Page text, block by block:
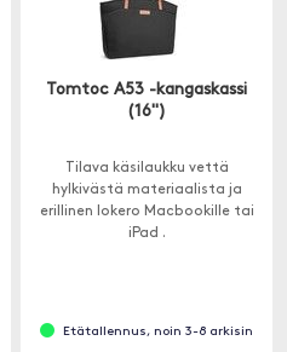
Tomtoc A53 -kangaskassi
(16")
Tilava käsilaukku vettä
hylkivästä materiaalista ja
erillinen lokero Macbookille tai
iPad .
Etätallennus, noin 3-8 arkisin